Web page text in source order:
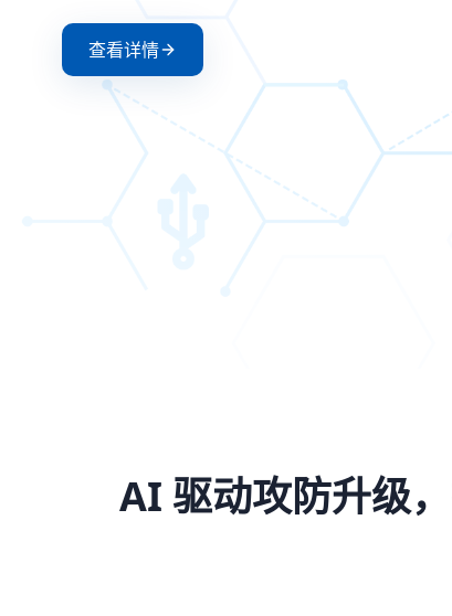
查看详情
查看详情
查看详情
查看详情
AI 驱动攻防升级